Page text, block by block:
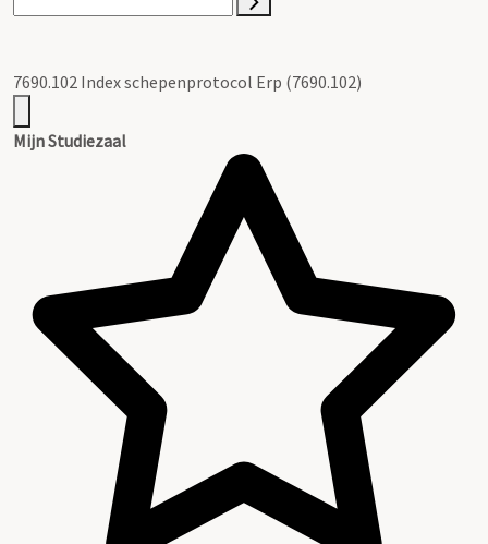
7690.102 Index schepenprotocol Erp (7690.102)
Mijn Studiezaal